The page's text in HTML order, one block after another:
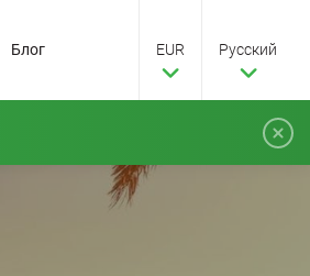
Блог EUR Pусский